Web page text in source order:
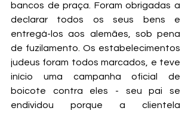
bancos de praça. Foram obrigadas a
declarar todos os seus bens e
entregá-los aos alemães, sob pena
de fuzilamento. Os estabelecimentos
judeus foram todos marcados, e teve
início uma campanha oficial de
boicote contra eles - seu pai se
endividou porque a clientela